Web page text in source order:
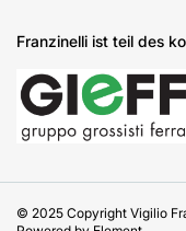
Franzinelli ist teil des
© 2025 Copyright Vigilio